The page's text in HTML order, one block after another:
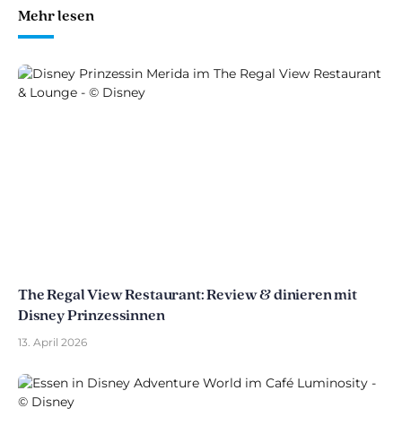
Mehr lesen
The Regal View Restaurant: Review & dinieren mit
Disney Prinzessinnen
13. April 2026